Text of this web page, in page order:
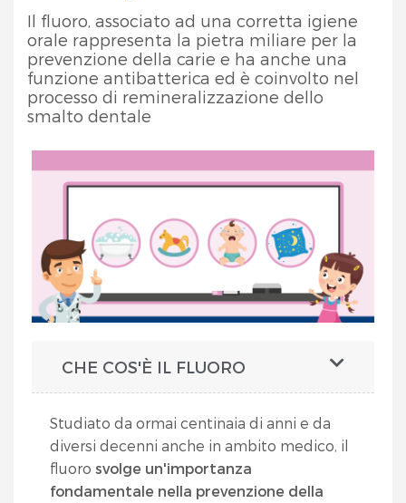
Il fluoro, associato ad una corretta igiene
orale rappresenta la pietra miliare per la
prevenzione della carie e ha anche una
funzione antibatterica ed è coinvolto nel
processo di remineralizzazione dello
smalto dentale
CHE COS'È IL FLUORO
Studiato da ormai centinaia di anni e da
diversi decenni anche in ambito medico, il
fluoro svolge un'importanza
fondamentale nella prevenzione della